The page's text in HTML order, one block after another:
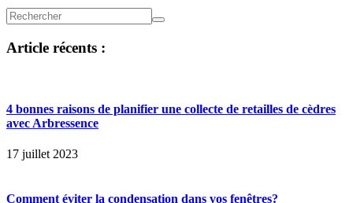
Article récents :
4 bonnes raisons de planifier une collecte de retailles de cèdres
avec Arbressence
17 juillet 2023
Comment éviter la condensation dans vos fenêtres?